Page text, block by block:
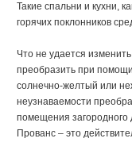
Такие спальни и кухни,
горячих поклонников
Что не удается
преобразить при
солнечно-желтый или
неузнаваемости
помещения загородного
Прованс – это